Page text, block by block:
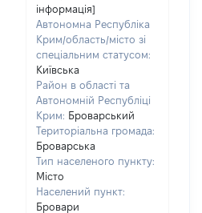
інформація]
Автономна Республіка
Крим/область/місто зі
спеціальним статусом:
Київська
Район в області та
Автономній Республіці
Крим: Броварський
Територіальна громада:
Броварська
Тип населеного пункту:
Місто
Населений пункт:
Бровари